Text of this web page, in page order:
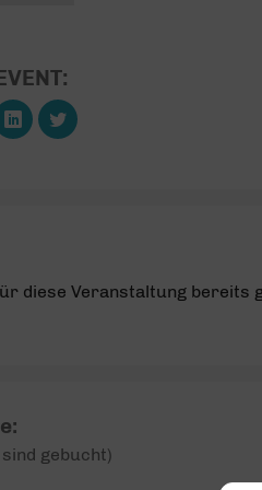
diese Veranstaltung bereits
gebucht)